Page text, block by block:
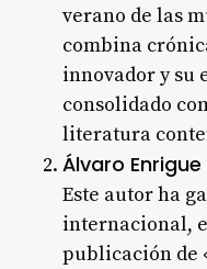
verano de las
combina
innovador y su
consolidado
literatura
Álvaro Enrigue
Este autor ha
internacional,
publicación de